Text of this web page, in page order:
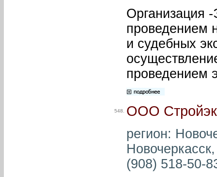
Организация
проведением
и судебных
проведением
548. ООО
регион:
(908) 518-50-